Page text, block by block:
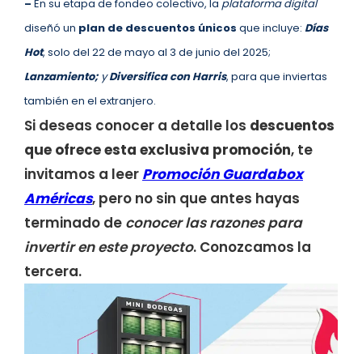
– En su etapa de fondeo colectivo, la plataforma digital
diseñó un plan de descuentos únicos que incluye: Días
Hot, solo del 22 de mayo al 3 de junio del 2025;
Lanzamiento; yDiversifica con Harris, para que inviertas
también en el extranjero.
Si deseas conocer a detalle los descuentos
que ofrece esta exclusiva promoción, te
invitamos a leer Promoción Guardabox
Américas, pero no sin que antes hayas
terminado de conocer las razones para
invertir en este proyecto. Conozcamos la
tercera.